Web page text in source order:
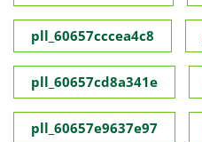
pll_60657cccea4c8
pll_60657cd8a341e
pll_60657e9637e97